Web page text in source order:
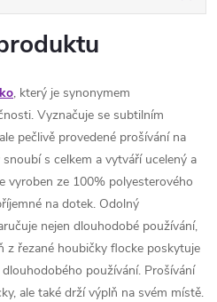
, který je synonymem
Vyznačuje se subtilním
pečlivě provedené prošívání na
s celkem a vytváří ucelený a
vyroben ze 100% polyesterového
na dotek. Odolný
nejen dlouhodobé používání,
z řezané houbičky flocke poskytuje
používání. Prošívání
ale také drží výplň na svém místě.